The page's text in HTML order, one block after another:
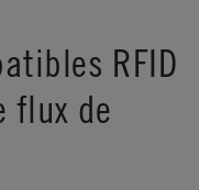
RFID
flux de